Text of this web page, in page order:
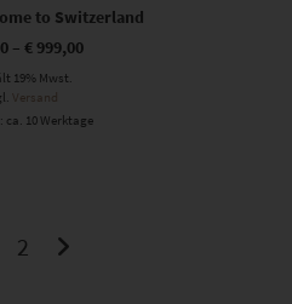
to Switzerland
– € 999,00
19% Mwst.
Versand
ca. 10 Werktage
2